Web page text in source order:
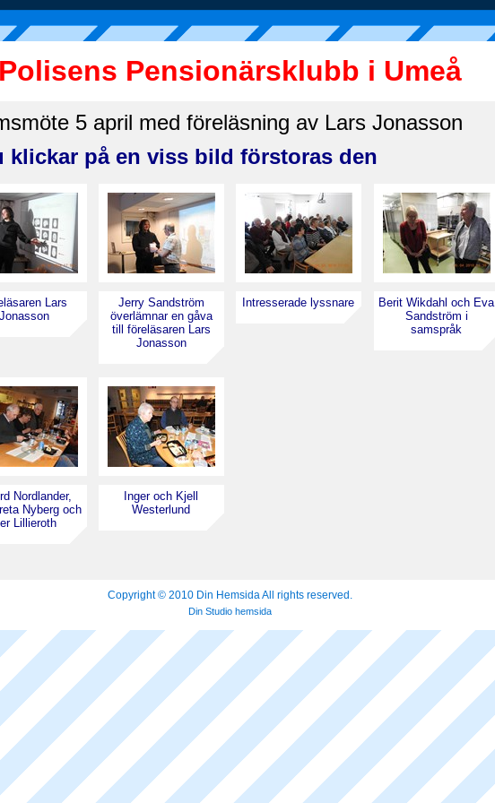
Polisens Pensionärsklubb i Umeå
5 april med föreläsning av Lars Jonasson
klickar på en viss bild förstoras den
Lars
Jonasson
Jerry Sandström
överlämnar en gåva
till föreläsaren Lars
Jonasson
Intresserade lyssnare
Berit Wikdahl och Eva
Sandström i
samspråk
Nordlander,
Nyberg och
Lillieroth
Inger och Kjell
Westerlund
Copyright © 2010 Din Hemsida All rights reserved.
Din Studio hemsida